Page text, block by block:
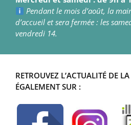
Pendant le mois d’août, la
d’accueil et sera fermée : les
vendredi 14.
RETROUVEZ L’ACTUALITÉ DE
ÉGALEMENT SUR :